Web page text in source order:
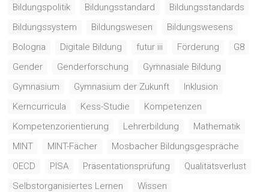
Bildungspolitik
Bildungsstandard
Bildungsstandards
Bildungssystem
Bildungswesen
Bildungswesens
Bologna
Digitale Bildung futur iii Förderung
G8
Gender
Genderforschung
Gymnasiale Bildung
Gymnasium
Gymnasium der Zukunft
Inklusion
Kerncurricula
Kess-Studie
Kompetenzen
Kompetenzorientierung
Lehrerbildung
Mathematik
MINT
MINT-Fächer
Mosbacher Bildungsgespräche
OECD
PISA Präsentationsprüfung
Qualitätsverlust
Selbstorganisiertes Lernen
Wissen